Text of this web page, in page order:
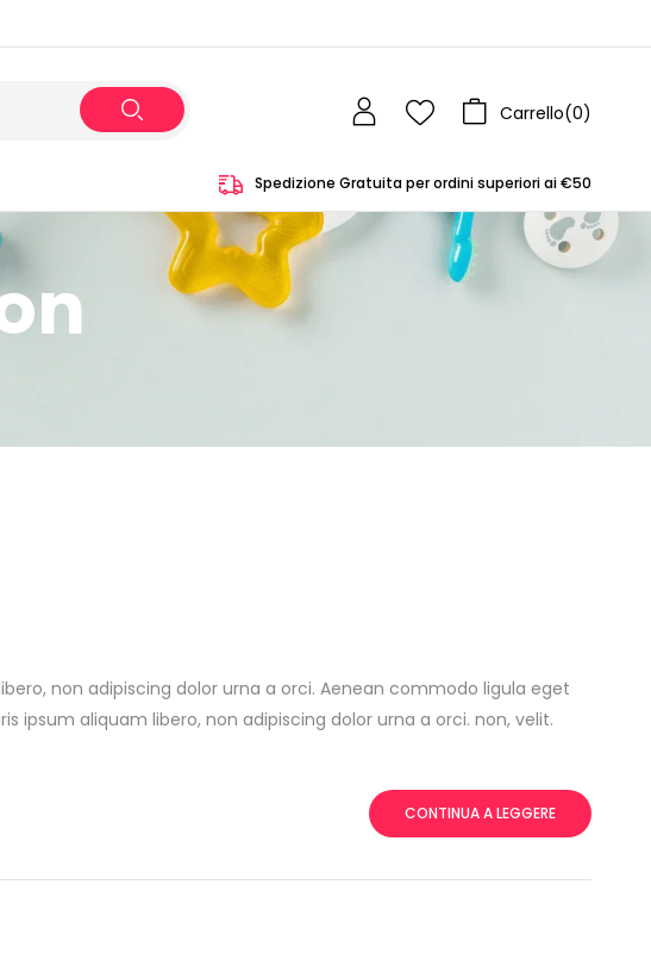
Carrello(0)
Spedizione Gratuita per ordini superiori ai €50
non adipiscing dolor urna a orci. Aenean commodo ligula eget
ipsum aliquam libero, non adipiscing dolor urna a orci. non, velit.
CONTINUA A LEGGERE